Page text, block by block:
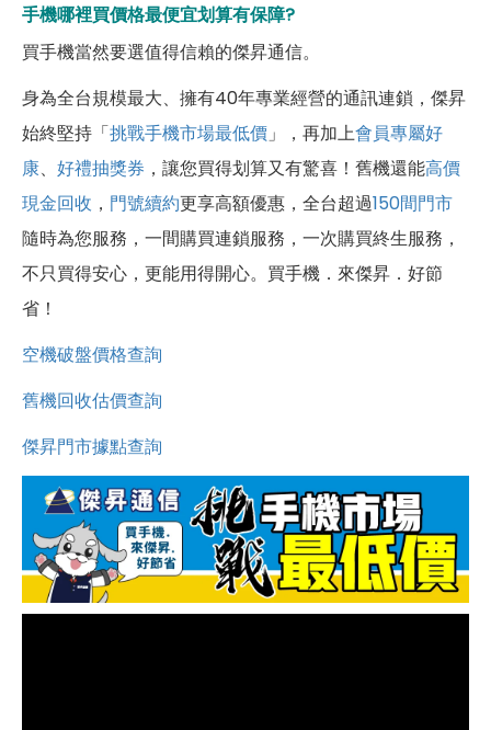
手機哪裡買價格最便宜划算有保障?
買手機當然要選值得信賴的傑昇通信。
身為全台規模最大、擁有40年專業經營的通訊連鎖，傑昇
始終堅持「挑戰手機市場最低價 」，再加上會員專屬好
康、 好禮抽獎券 ，讓您買得划算又有驚喜！舊機還能高價
現金回收 ， 門號續約更享高額優惠，全台超過150間門市
隨時為您服務，一間購買連鎖服務，一次購買終生服務，
不只買得安心，更能用得開心。買手機．來傑昇．好節
省！
空機破盤價格查詢
舊機回收估價查詢
傑昇門市據點查詢